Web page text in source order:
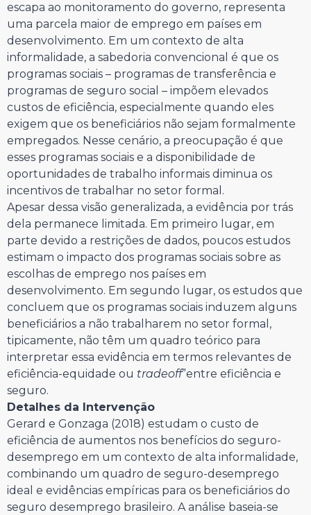
escapa ao monitoramento do governo, representa
uma parcela maior de emprego em países em
desenvolvimento. Em um contexto de alta
informalidade, a sabedoria convencional é que os
programas sociais – programas de transferência e
programas de seguro social – impõem elevados
custos de eficiência, especialmente quando eles
exigem que os beneficiários não sejam formalmente
empregados. Nesse cenário, a preocupação é que
esses programas sociais e a disponibilidade de
oportunidades de trabalho informais diminua os
incentivos de trabalhar no setor formal.
Apesar dessa visão generalizada, a evidência por trás
dela permanece limitada. Em primeiro lugar, em
parte devido a restrições de dados, poucos estudos
estimam o impacto dos programas sociais sobre as
escolhas de emprego nos países em
desenvolvimento. Em segundo lugar, os estudos que
concluem que os programas sociais induzem alguns
beneficiários a não trabalharem no setor formal,
tipicamente, não têm um quadro teórico para
interpretar essa evidência em termos relevantes de
eficiência-equidade ou tradeoff”entre eficiência e
seguro.
Detalhes da Intervenção
Gerard e Gonzaga (2018) estudam o custo de
eficiência de aumentos nos benefícios do seguro-
desemprego em um contexto de alta informalidade,
combinando um quadro de seguro-desemprego
ideal e evidências empíricas para os beneficiários do
seguro desemprego brasileiro. A análise baseia-se